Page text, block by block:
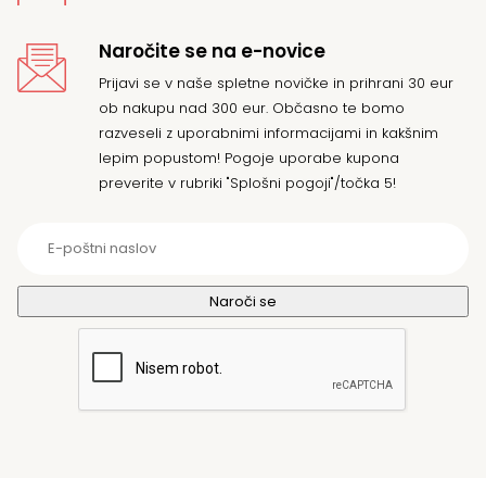
Naročite se na e-novice
Prijavi se v naše spletne novičke in prihrani 30 eur
ob nakupu nad 300 eur. Občasno te bomo
razveseli z uporabnimi informacijami in kakšnim
lepim popustom! Pogoje uporabe kupona
preverite v rubriki "Splošni pogoji"/točka 5!